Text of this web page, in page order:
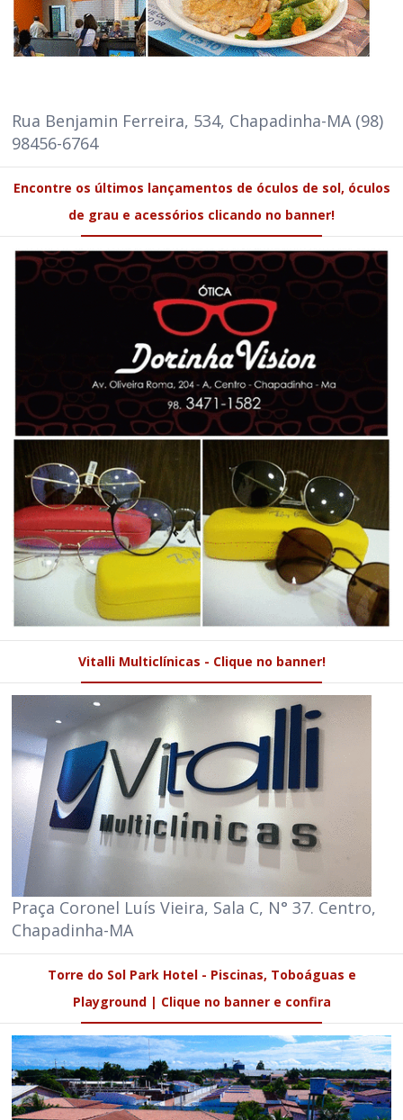
Rua Benjamin Ferreira, 534, Chapadinha-MA (98)
98456-6764
Encontre os últimos lançamentos de óculos de sol, óculos
de grau e acessórios clicando no banner!
Vitalli Multiclínicas - Clique no banner!
Praça Coronel Luís Vieira, Sala C, N° 37. Centro,
Chapadinha-MA
Torre do Sol Park Hotel - Piscinas, Toboáguas e
Playground | Clique no banner e confira